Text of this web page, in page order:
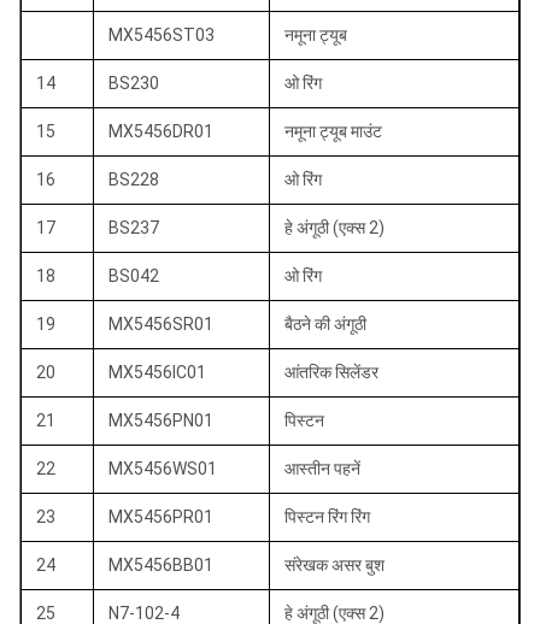
MX5456ST03 नमूना ट्यूब
14 BS230 ओ रिंग
15 MX5456DR01 नमूना ट्यूब माउंट
16 BS228 ओ रिंग
17 BS237 हे अंगूठी (एक्स 2)
18 BS042 ओ रिंग
19 MX5456SR01 बैठने की अंगूठी
20 MX5456IC01 आंतरिक सिलेंडर
21 MX5456PN01 पिस्टन
22 MX5456WS01 आस्तीन पहनें
23 MX5456PR01 पिस्टन रिंग रिंग
24 MX5456BB01 संरेखक असर बुश
25 N7-102-4 हे अंगूठी (एक्स 2)